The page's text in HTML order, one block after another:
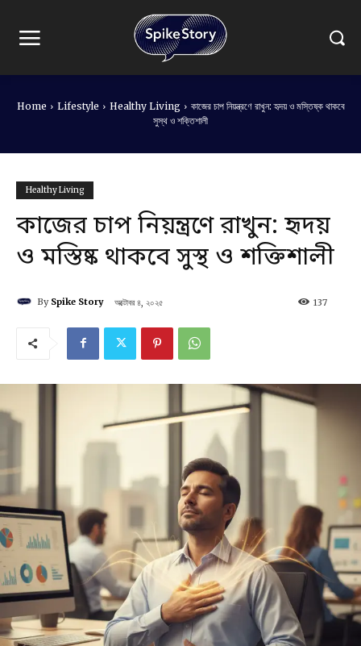
Home Lifestyle Healthy Living
কাজের চাপ নিয়ন্ত্রণে রাখুন: হৃদয় ও মস্তিষ্ক থাকবে
সুস্থ ও শক্তিশালী
Healthy Living
কাজের চাপ নিয়ন্ত্রণে রাখুন: হৃদয়
ও মস্তিষ্ক থাকবে সুস্থ ও শক্তিশালী
By Spike Story অক্টোবর ৪, ২০২৫ 137